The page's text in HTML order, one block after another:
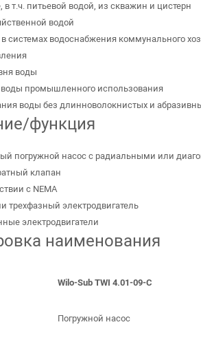
т.ч. питьевой водой, из скважин и цистерн
водой
системах водоснабжения коммунального
воды
воды промышленного использования
воды без длинноволокнистых и
функция
погружной насос с радиальными или
клапан
с NEMA
трехфазный электродвигатель
электродвигатели
наименования
Wilo-Sub TWI 4.01-09-C
Погружной насос